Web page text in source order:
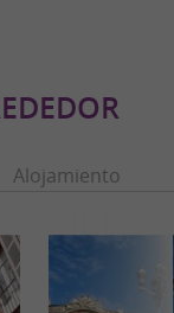
Alojamiento